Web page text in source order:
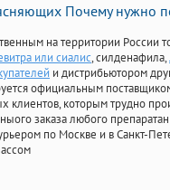
Почему нужно
на территории России
или сиалис, силденафила,
и дистрибьютором
официальным
клиентов, которым трудно
заказа любого
по Москве и в Санкт-